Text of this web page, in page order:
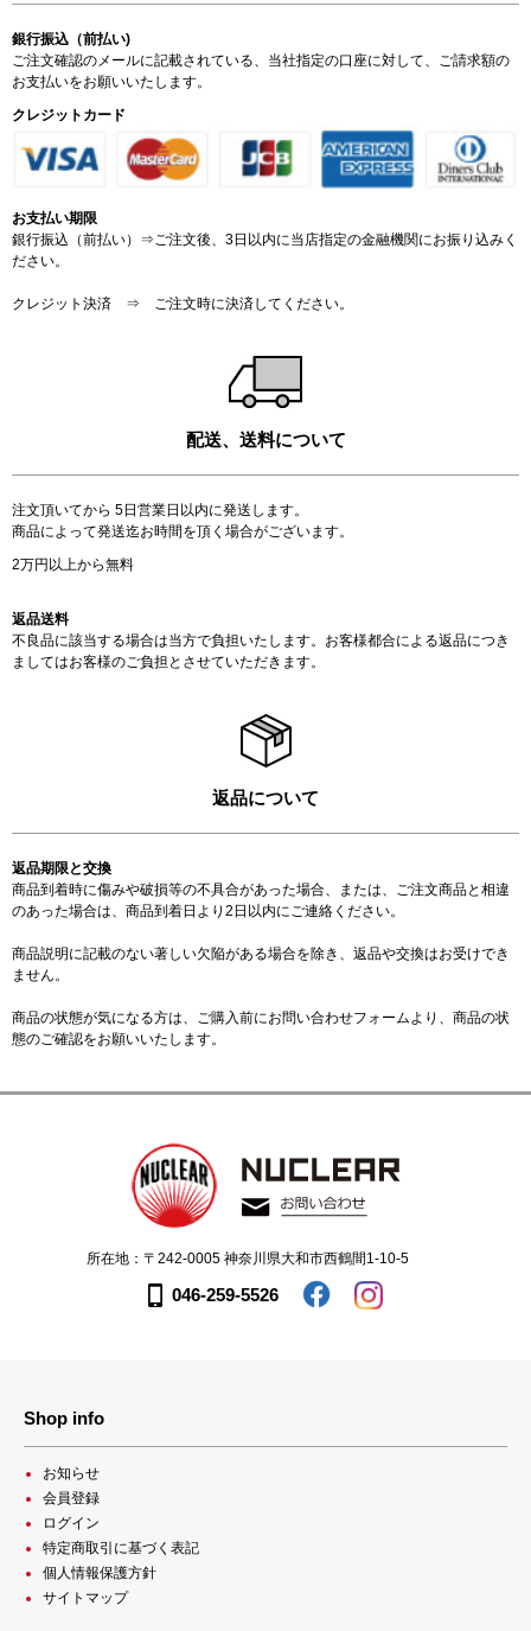
銀行振込（前払い)
ご注文確認のメールに記載されている、当社指定の口座に対して、ご請求額の
お支払いをお願いいたします。
クレジットカード
お支払い期限
銀行振込（前払い）⇒ご注文後、3日以内に当店指定の金融機関にお振り込みく
ださい。
クレジット決済 ⇒ ご注文時に決済してください。
配送、送料について
注文頂いてから 5日営業日以内に発送します。
商品によって発送迄お時間を頂く場合がございます。
2万円以上から無料
返品送料
不良品に該当する場合は当方で負担いたします。お客様都合による返品につき
ましてはお客様のご負担とさせていただきます。
返品について
返品期限と交換
商品到着時に傷みや破損等の不具合があった場合、または、ご注文商品と相違
のあった場合は、商品到着日より2日以内にご連絡ください。
商品説明に記載のない著しい欠陥がある場合を除き、返品や交換はお受けでき
ません。
商品の状態が気になる方は、ご購入前にお問い合わせフォームより、商品の状
態のご確認をお願いいたします。
所在地：〒242-0005 神奈川県大和市西鶴間1-10-5
046-259-5526
Shop info
お知らせ
会員登録
ログイン
特定商取引に基づく表記
個人情報保護方針
サイトマップ